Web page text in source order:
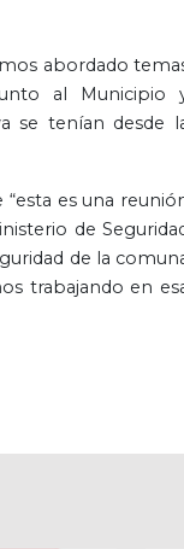
abordado
al Municipio
se tenían desde
es una
de
de la
trabajando en